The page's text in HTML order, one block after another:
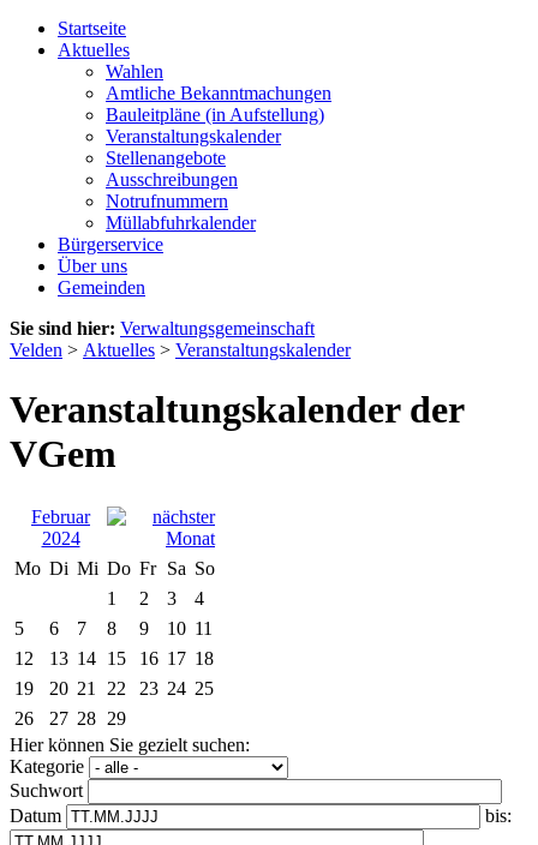
Startseite
Aktuelles
Wahlen
Amtliche Bekanntmachungen
Bauleitpläne (in Aufstellung)
Veranstaltungskalender
Stellenangebote
Ausschreibungen
Notrufnummern
Müllabfuhrkalender
Bürgerservice
Über uns
Gemeinden
Sie sind hier: Verwaltungsgemeinschaft
Velden > Aktuelles > Veranstaltungskalender
Veranstaltungskalender der
VGem
Februar
2024
Mo Di Mi Do Fr Sa So
1
2 3
4
5
6 7 8 9 10 11
12
13 14 15 16 17 18
19
20 21 22 23 24 25
26
27 28 29
Hier können Sie gezielt suchen:
Kategorie
Suchwort
Datum
bis: